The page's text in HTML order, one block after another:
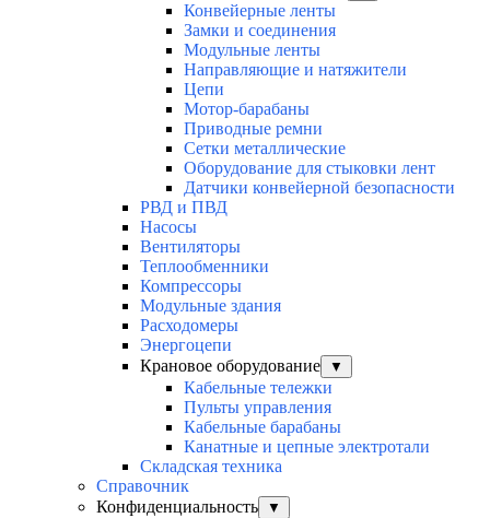
Конвейерные ленты
Замки и соединения
Модульные ленты
Направляющие и натяжители
Цепи
Мотор-барабаны
Приводные ремни
Сетки металлические
Оборудование для стыковки лент
Датчики конвейерной безопасности
РВД и ПВД
Насосы
Вентиляторы
Теплообменники
Компрессоры
Модульные здания
Расходомеры
Энергоцепи
Крановое оборудование
▼
Кабельные тележки
Пульты управления
Кабельные барабаны
Канатные и цепные электротали
Складская техника
Справочник
Конфиденциальность
▼